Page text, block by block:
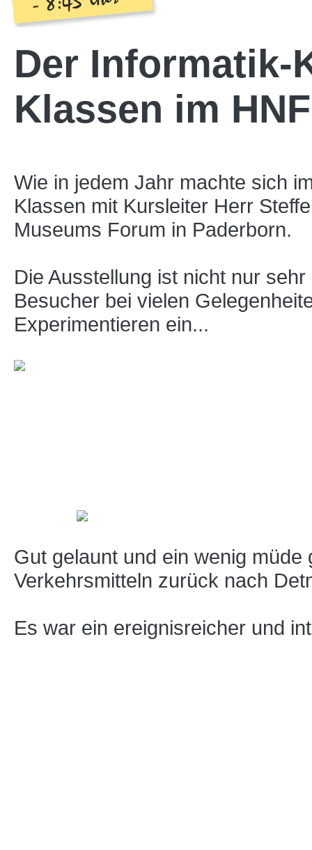
Der Informatik-
Klassen im
Wie in jedem Jahr machte sich
Klassen mit Kursleiter Herr
Museums Forum in Paderborn.
Die Ausstellung ist nicht nur
Besucher bei vielen
Experimentieren ein...
Gut gelaunt und ein wenig
Verkehrsmitteln zurück nach
Es war ein ereignisreicher und